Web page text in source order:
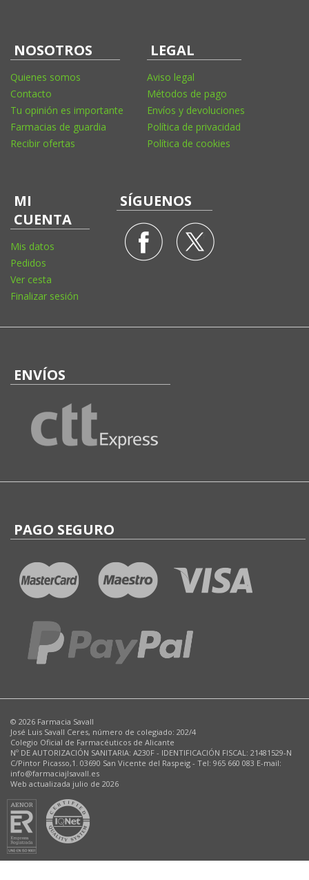
NOSOTROS
Quienes somos
Contacto
Tu opinión es importante
Farmacias de guardia
Recibir ofertas
LEGAL
Aviso legal
Métodos de pago
Envíos y devoluciones
Política de privacidad
Política de cookies
MI
CUENTA
Mis datos
Pedidos
Ver cesta
Finalizar sesión
SÍGUENOS
ENVÍOS
PAGO SEGURO
© 2026 Farmacia Savall
José Luis Savall Ceres, número de colegiado: 202/4
Colegio Oficial de Farmacéuticos de Alicante
Nº DE AUTORIZACIÓN SANITARIA: A230F - IDENTIFICACIÓN FISCAL: 21481529-N
C/Pintor Picasso,1. 03690 San Vicente del Raspeig - Tel: 965 660 083 E-mail:
info@farmaciajlsavall.es
Web actualizada julio de 2026